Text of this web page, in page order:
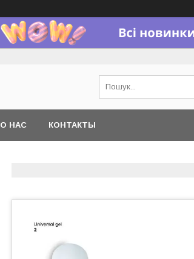
О НАС КОНТАКТЫ